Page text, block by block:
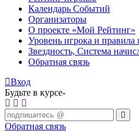
Календарь Событий
Организаторы
О проекте «Мой Рейтинг»
Уровень игрока и правила
Звездность, Система
Обратная связь
Вход
Будьте в курсе-
Обратная связь